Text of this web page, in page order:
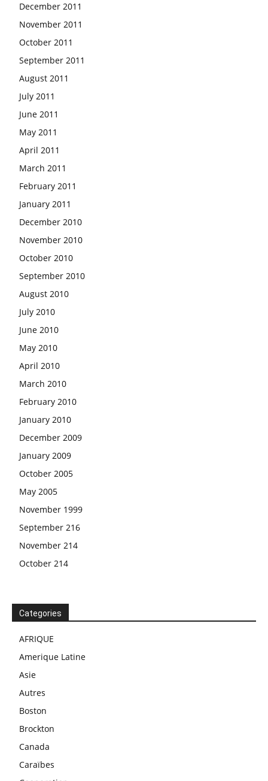
December 2011
November 2011
October 2011
September 2011
August 2011
July 2011
June 2011
May 2011
April 2011
March 2011
February 2011
January 2011
December 2010
November 2010
October 2010
September 2010
August 2010
July 2010
June 2010
May 2010
April 2010
March 2010
February 2010
January 2010
December 2009
January 2009
October 2005
May 2005
November 1999
September 216
November 214
October 214
Categories
AFRIQUE
Amerique Latine
Asie
Autres
Boston
Brockton
Canada
Caraïbes